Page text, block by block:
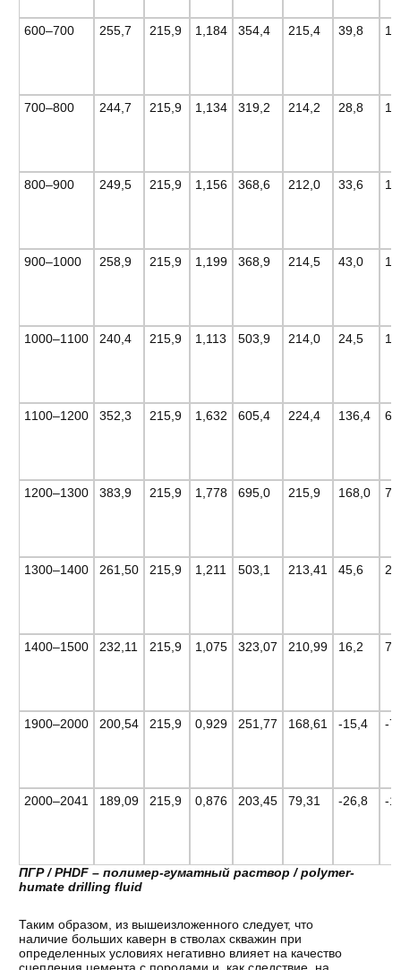
600–700 255,7 215,9 1,184 354,4 215,4 39,8
700–800 244,7 215,9 1,134 319,2 214,2 28,8
800–900 249,5 215,9 1,156 368,6 212,0 33,6
900–1000 258,9 215,9 1,199 368,9 214,5 43,0
1000–1100 240,4 215,9 1,113 503,9 214,0 24,5
1100–1200 352,3 215,9 1,632 605,4 224,4 136,4
1200–1300 383,9 215,9 1,778 695,0 215,9 168,0
1300–1400 261,50 215,9 1,211 503,1 213,41 45,6
1400–1500 232,11 215,9 1,075 323,07 210,99 16,2
1900–2000 200,54 215,9 0,929 251,77 168,61 -15,4 -
2000–2041 189,09 215,9 0,876 203,45 79,31 -26,8 -
ПГР / PHDF – полимер-гуматный раствор / polymer-
humate drilling fluid
Таким образом, из вышеизложенного следует, что
наличие больших каверн в стволах скважин при
определенных условиях негативно влияет на качество